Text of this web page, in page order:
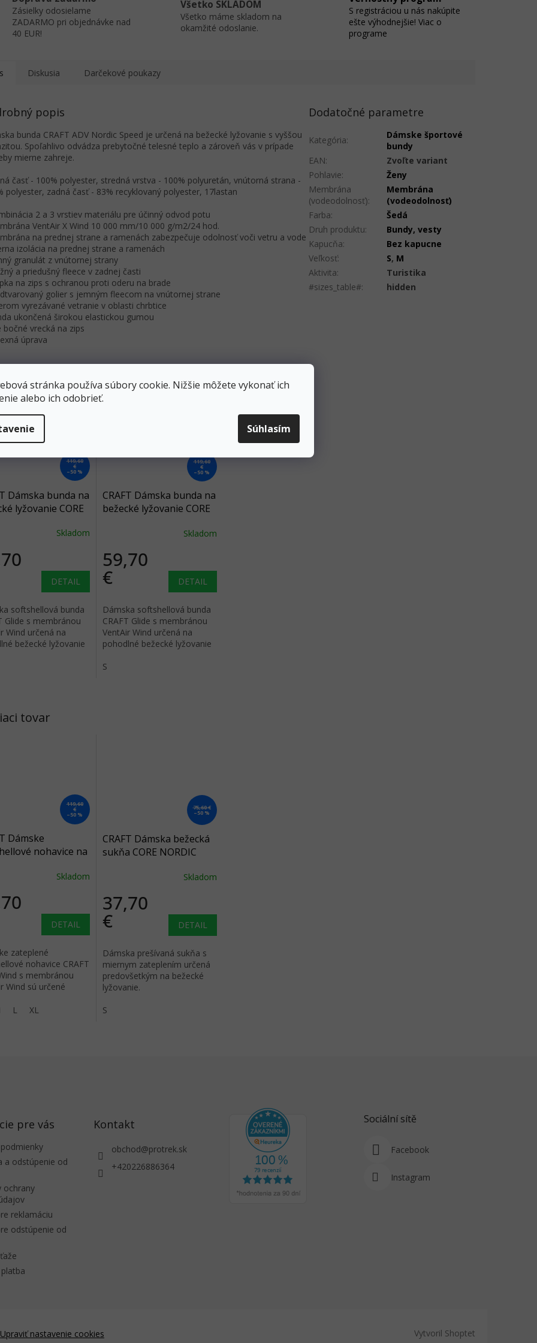
stránka používa súbory cookie. Nižšie môžete vykonať ich
alebo ich odobrieť.
Súhlasím
Zásielky odosielame
ZADARMO pri objednávke nad
40 EUR!
Všetko SKLADOM
Všetko máme skladom na
okamžité odoslanie.
S registráciou u nás nakúpite
ešte výhodnejšie! Viac o
programe
tovar
119,60
€
–50 %
Dámske
nohavice na
Skladom
DETAIL
zateplené
nohavice CRAFT
s membránou
Wind sú určené
v chladných
L XL
75,60 €
–50 %
CRAFT Dámska bežecká
sukňa CORE NORDIC
Skladom
37,70
€ DETAIL
Dámska prešívaná sukňa s
miernym zateplením určená
predovšetkým na bežecké
lyžovanie.
S
Diskusia Darčekové poukazy
popis
bunda CRAFT ADV Nordic Speed je určená na bežecké lyžovanie s vyššou
Spoľahlivo odvádza prebytočné telesné teplo a zároveň vás v prípade
mierne zahreje.
časť - 100% polyester, stredná vrstva - 100% polyuretán, vnútorná strana -
polyester, zadná časť - 83% recyklovaný polyester, 17lastan
2 a 3 vrstiev materiálu pre účinný odvod potu
VentAir X Wind 10 000 mm/10 000 g/m2/24 hod.
na prednej strane a ramenách zabezpečuje odolnosť voči vetru a vode
izolácia na prednej strane a ramenách
granulát z vnútornej strany
a priedušný fleece v zadnej časti
na zips s ochranou proti oderu na brade
golier s jemným fleecom na vnútornej strane
vyrezávané vetranie v oblasti chrbtice
ukončená širokou elastickou gumou
bočné vrecká na zips
úprava
Dodatočné parametre
Kategória:
Dámske športové
bundy
EAN:
Zvoľte variant
Pohlavie:
Ženy
Membrána
(vodeodolnosť):
Membrána
(vodeodolnosť)
Farba:
Šedá
Druh produktu:
Bundy, vesty
Kapucňa:
Bez kapucne
Veľkosť: S, M
Aktivita:
Turistika
#sizes_table#: hidden
119,60
€
–50 %
Dámska bunda na
lyžovanie CORE
Skladom
DETAIL
softshellová bunda
Glide s membránou
Wind určená na
bežecké lyžovanie
119,60
€
–50 %
CRAFT Dámska bunda na
bežecké lyžovanie CORE
Skladom
59,70
€ DETAIL
Dámska softshellová bunda
CRAFT Glide s membránou
VentAir Wind určená na
pohodlné bežecké lyžovanie
v zime.
S
pre vás
a odstúpenie od
ochrany
reklamáciu
odstúpenie od
Kontakt
obchod@protrek.sk
+420226886364
Sociální sítě
Facebook
Instagram
Vytvoril Shoptet
Upraviť nastavenie cookies